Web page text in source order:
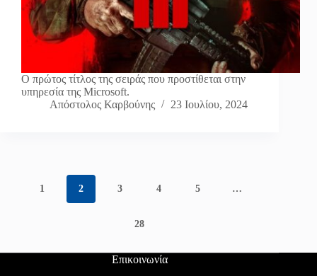
Ο πρώτος τίτλος της σειράς που προστίθεται στην
υπηρεσία της Microsoft.
Απόστολος Καρβούνης
23 Ιουλίου, 2024
1 2 3 4 5 …
28
Επικοινωνία